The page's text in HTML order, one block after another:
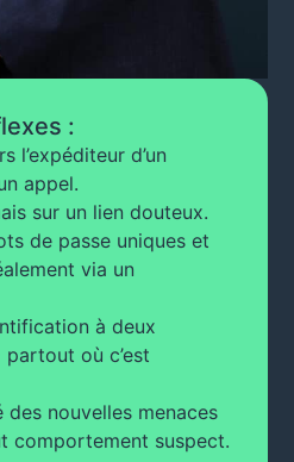
:
l’expéditeur d’un
appel.
sur un lien douteux.
de passe uniques et
via un
à deux
où c’est
des nouvelles menaces
comportement suspect.